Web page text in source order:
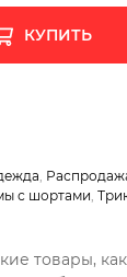
КУПИТЬ
,
с шортами,
товары,